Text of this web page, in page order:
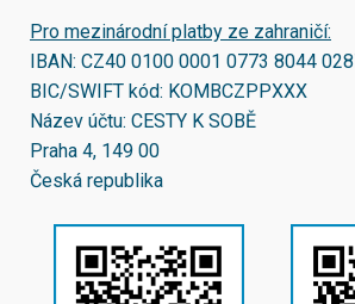
Pro mezinárodní platby ze zahraničí:
IBAN: CZ40 0100 0001 0773 8044
BIC/SWIFT kód: KOMBCZPPXXX
Název účtu: CESTY K SOBĚ
Praha 4, 149 00
Česká republika